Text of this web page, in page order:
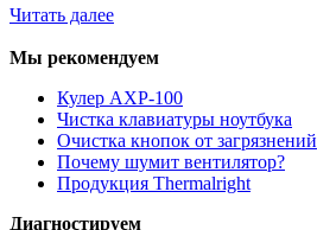
Читать далее
Мы рекомендуем
Кулер AXP-100
Чистка клавиатуры ноутбука
Очистка кнопок от загрязнений
Почему шумит вентилятор?
Продукция Thermalright
Диагностируем